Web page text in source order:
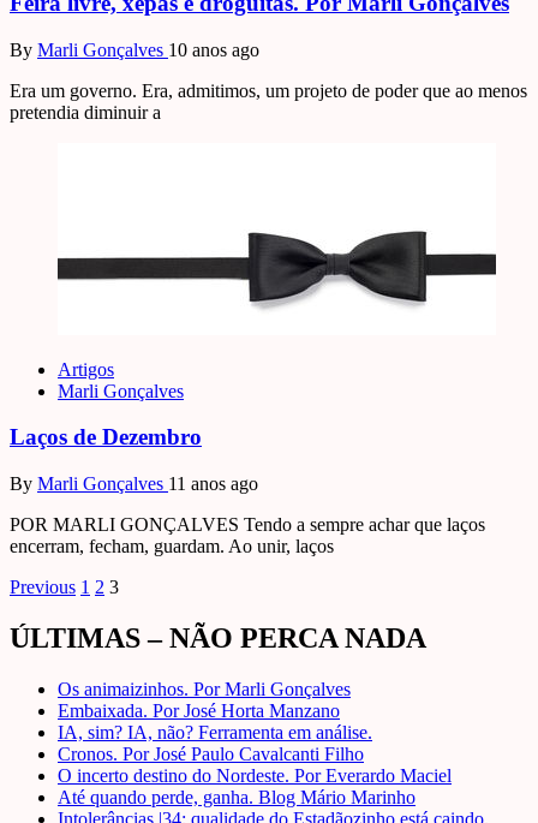
By Marli Gonçalves 10 anos ago
Era um governo. Era, admitimos, um projeto de poder que ao menos
pretendia diminuir a
Artigos
Marli Gonçalves
Laços de Dezembro
By Marli Gonçalves 11 anos ago
POR MARLI GONÇALVES Tendo a sempre achar que laços
encerram, fecham, guardam. Ao unir, laços
Paginação
de
posts
Previous 1 2 3
ÚLTIMAS – NÃO PERCA NADA
Os animaizinhos. Por Marli Gonçalves
Embaixada. Por José Horta Manzano
IA, sim? IA, não? Ferramenta em análise.
Cronos. Por José Paulo Cavalcanti Filho
O incerto destino do Nordeste. Por Everardo Maciel
Até quando perde, ganha. Blog Mário Marinho
Intolerâncias |34: qualidade do Estadãozinho está caindo.